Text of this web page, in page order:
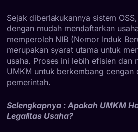
Sejak diberlakukannya sistem
dengan mudah mendaftarkan
memperoleh NIB (Nomor Induk
merupakan syarat utama untuk
usaha. Proses ini lebih efisien dan
UMKM untuk berkembang dengan
pemerintah.
Selengkapnya : Apakah UMKM
Legalitas Usaha?